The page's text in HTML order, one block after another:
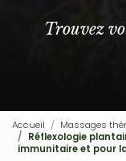
Trouvez
Accueil
Massages
Réflexologie
immunitaire et pour